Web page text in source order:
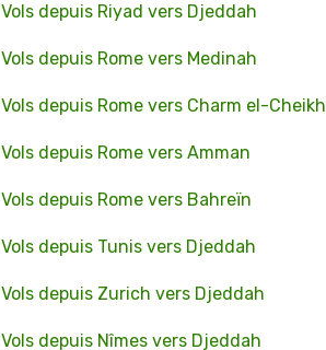
Vols depuis Riyad vers Djeddah
Vols depuis Rome vers Medinah
Vols depuis Rome vers Charm el-Cheikh
Vols depuis Rome vers Amman
Vols depuis Rome vers Bahreïn
Vols depuis Tunis vers Djeddah
Vols depuis Zurich vers Djeddah
Vols depuis Nîmes vers Djeddah